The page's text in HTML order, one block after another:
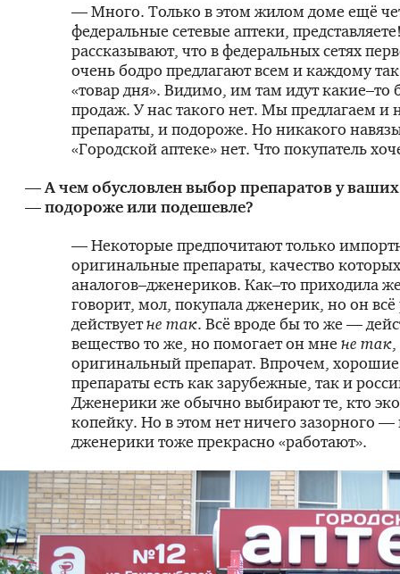
— Много. Только в этом жилом доме ещё
федеральные сетевые аптеки,
рассказывают, что в федеральных сетях
очень бодро предлагают всем и каждому
«товар дня». Видимо, им там идут какие–то
продаж. У нас такого нет. Мы предлагаем и
препараты, и подороже. Но никакого
«Городской аптеке» нет. Что покупатель
— А чем обусловлен выбор препаратов у ваших
— подороже или подешевле?
— Некоторые предпочитают только
оригинальные препараты, качество
аналогов–дженериков. Как–то приходила
говорит, мол, покупала дженерик, но он всё
действуетне так. Всё вроде бы то же —
вещество то же, но помогает он мне не так
оригинальный препарат. Впрочем,
препараты есть как зарубежные, так и
Дженерики же обычно выбирают те, кто
копейку. Но в этом нет ничего зазорного
дженерики тоже прекрасно «работают».